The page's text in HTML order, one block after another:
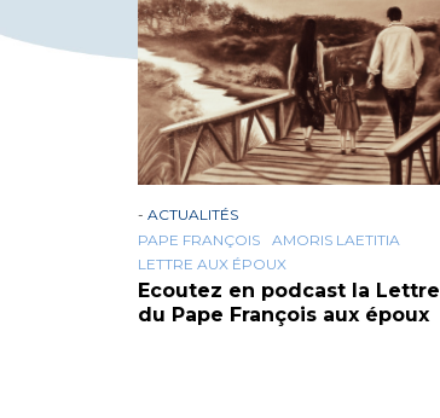
- ACTUALITÉS
PAPE FRANÇOIS
AMORIS LAETITIA
LETTRE AUX ÉPOUX
Ecoutez en podcast la Lettre
du Pape François aux époux